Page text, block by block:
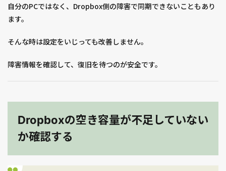
自分のPCではなく、Dropbox側の障害で同期できないこともあり
ます。
そんな時は設定をいじっても改善しません。
障害情報を確認して、復旧を待つのが安全です。
Dropboxの空き容量が不足していない
か確認する